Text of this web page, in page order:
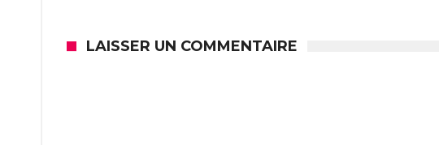
LAISSER UN COMMENTAIRE